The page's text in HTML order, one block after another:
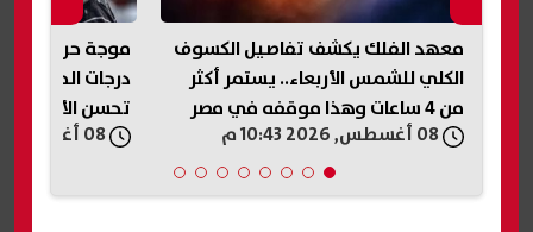
معهد الفلك يكشف تفاصيل الكسوف
الكلي للشمس الأربعاء.. يستمر أكثر
من 4 ساعات وهذا موقفه في مصر
موجة حر
درجات الحرارة
تحسن الأجواء